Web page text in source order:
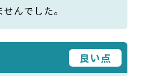
んでした。
良い点